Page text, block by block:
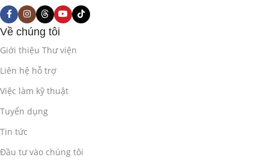
Về chúng tôi
Giới thiệu Thư viện
Liên hệ hỗ trợ
Việc làm kỹ thuật
Tuyển dụng
Tin tức
Đầu tư vào chúng tôi